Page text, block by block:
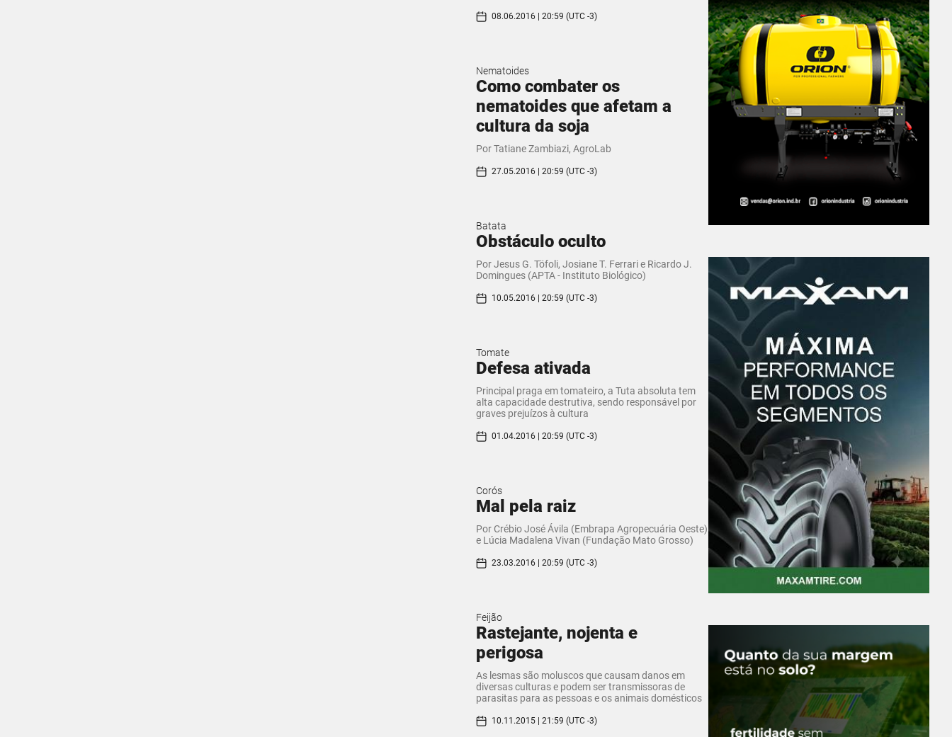
08.06.2016 | 20:59 (UTC -3)
Nematoides
Como combater os
nematoides que afetam a
cultura da soja
Por Tatiane Zambiazi, AgroLab
27.05.2016 | 20:59 (UTC -3)
Batata
Obstáculo oculto
Por Jesus G. Töfoli, Josiane T. Ferrari e Ricardo J.
Domingues (APTA - Instituto Biológico)
10.05.2016 | 20:59 (UTC -3)
Tomate
Defesa ativada
Principal praga em tomateiro, a Tuta absoluta tem
alta capacidade destrutiva, sendo responsável por
graves prejuízos à cultura
01.04.2016 | 20:59 (UTC -3)
Corós
Mal pela raiz
Por Crébio José Ávila (Embrapa Agropecuária Oeste)
e Lúcia Madalena Vivan (Fundação Mato Grosso)
23.03.2016 | 20:59 (UTC -3)
Feijão
Rastejante, nojenta e
perigosa
As lesmas são moluscos que causam danos em
diversas culturas e podem ser transmissoras de
parasitas para as pessoas e os animais domésticos
10.11.2015 | 21:59 (UTC -3)